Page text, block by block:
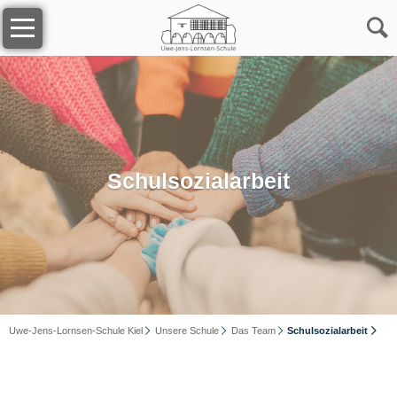
Schulsozialarbeit
Navigation
überspringen
Home
Unsere
Schule
Das
Team
Kollegium
Schulsozialarbeit
Uwe-Jens-Lornsen-Schule Kiel Unsere Schule Das Team Schulsozialarbeit